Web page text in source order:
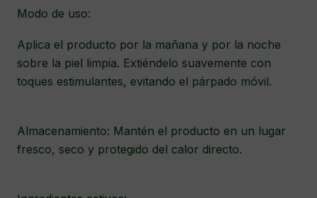
Modo de uso:
Aplica el producto por la mañana y por la noche
sobre la piel limpia. Extiéndelo suavemente con
toques estimulantes, evitando el párpado móvil.
Almacenamiento: Mantén el producto en un lugar
fresco, seco y protegido del calor directo.